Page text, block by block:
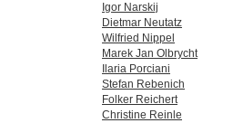
Igor Narskij
Dietmar Neutatz
Wilfried Nippel
Marek Jan Olbrycht
Ilaria Porciani
Stefan Rebenich
Folker Reichert
Christine Reinle